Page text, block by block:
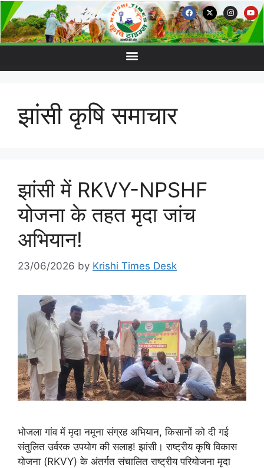
झांसी कृषि समाचार
झांसी में RKVY-NPSHF
योजना के तहत मृदा जांच
अभियान!
23/06/2026 by Krishi Times Desk
भोजला गांव में मृदा नमूना संग्रह अभियान, किसानों को दी गई
संतुलित उर्वरक उपयोग की सलाह! झांसी। राष्ट्रीय कृषि विकास
योजना (RKVY) के अंतर्गत संचालित राष्ट्रीय परियोजना मृदा